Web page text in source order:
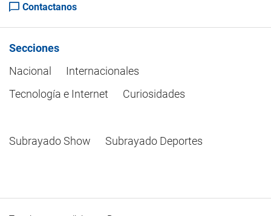
Contactanos
Secciones
Nacional
Internacionales
Tecnología e Internet
Curiosidades
Subrayado Show Subrayado Deportes